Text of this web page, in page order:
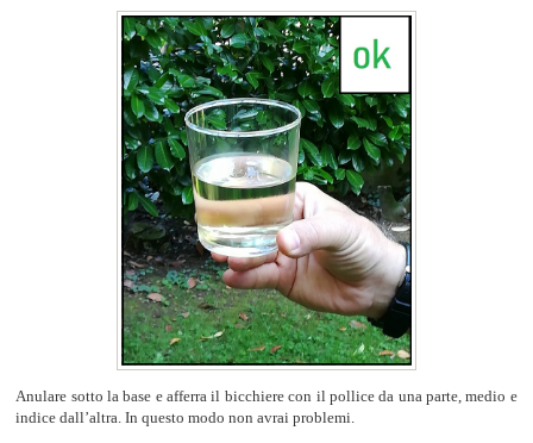
Anulare sotto la base e afferra il bicchiere con il pollice da una parte, medio e
indice dall’altra. In questo modo non avrai problemi.